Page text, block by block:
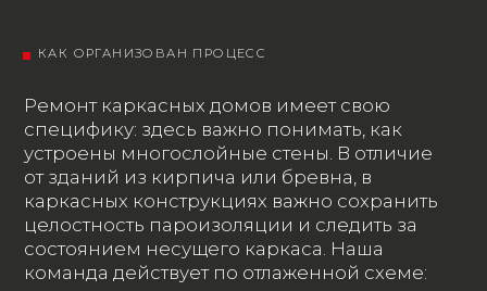
систему, проводим финальную уборку.
БЕСПЛАТНО РАССЧИТАЕМ СТОИМОСТЬ
ВАШЕГО РЕМОНТА